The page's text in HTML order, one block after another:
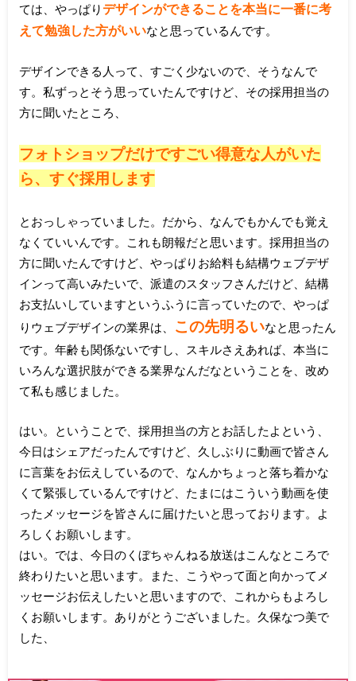
ては、やっぱりデザインができることを本当に一番に考
えて勉強した方がいいなと思っているんです。
デザインできる人って、すごく少ないので、そうなんで
す。私ずっとそう思っていたんですけど、その採用担当の
方に聞いたところ、
フォトショップだけですごい得意な人がいた
ら、すぐ採用します
とおっしゃっていました。だから、なんでもかんでも覚え
なくていいんです。これも朗報だと思います。採用担当の
方に聞いたんですけど、やっぱりお給料も結構ウェブデザ
インって高いみたいで、派遣のスタッフさんだけど、結構
お支払いしていますというふうに言っていたので、やっぱ
りウェブデザインの業界は、
この先明るいなと思ったん
です。年齢も関係ないですし、スキルさえあれば、本当に
いろんな選択肢ができる業界なんだなということを、改め
て私も感じました。
はい。ということで、採用担当の方とお話したよという、
今日はシェアだったんですけど、久しぶりに動画で皆さん
に言葉をお伝えしているので、なんかちょっと落ち着かな
くて緊張しているんですけど、たまにはこういう動画を使
ったメッセージを皆さんに届けたいと思っております。よ
ろしくお願いします。
はい。では、今日のくぼちゃんねる放送はこんなところで
終わりたいと思います。また、こうやって面と向かってメ
ッセージお伝えしたいと思いますので、これからもよろし
くお願いします。ありがとうございました。久保なつ美で
した、